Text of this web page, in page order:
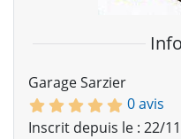
Garage Sarzier
0 avis
Inscrit depuis le : 22/